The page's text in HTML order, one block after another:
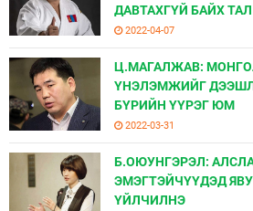
ДАВТАХГҮЙ БАЙХ
2022-04-07
Ц.МАГАЛЖАВ:
ҮНЭЛЭМЖИЙГ
БҮРИЙН ҮҮРЭГ ЮМ
2022-03-31
Б.ОЮУНГЭРЭЛ:
ЭМЭГТЭЙЧҮҮДЭД
ҮЙЛЧИЛНЭ